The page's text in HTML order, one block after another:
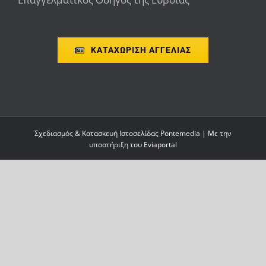
ΚΑΤΑΧΩΡΙΣΗ ΑΓΓΕΛΙΑΣ
Σχεδιασμός & Κατασκευή Ιστοσελίδας Pontemedia | Με την
υποστήριξη του Eviaportal